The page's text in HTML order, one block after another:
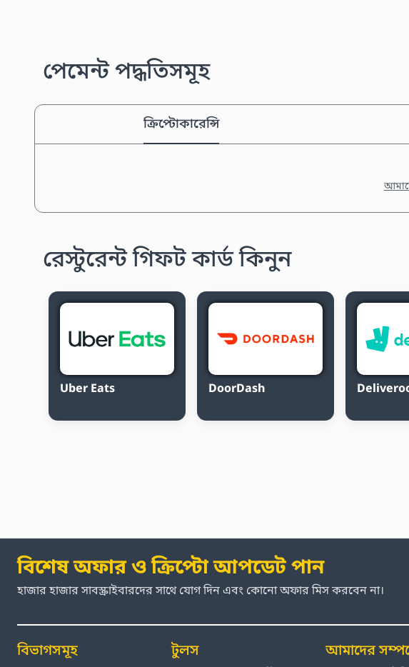
পেমেন্ট পদ্ধতিসমূহ
ক্রিপ্টোকারেন্সি
রেস্টুরেন্ট গিফট কার্ড কিনুন
Uber Eats DoorDash
বিশেষ অফার ও ক্রিপ্টো আপডেট পান
হাজার হাজার সাবস্ক্রাইবারদের সাথে যোগ দিন এবং কোনো অফার মিস করবেন না।
বিভাগসমূহ টুলস আমাদের